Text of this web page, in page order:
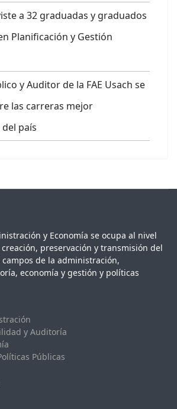
a 32 graduadas y graduados
Planificación y Gestión
y Auditor de la FAE Usach se
las carreras mejor
país
y Economía se ocupa al nivel
preservación y transmisión del
de la administración,
economía y gestión y políticas
y Auditoría
Públicas